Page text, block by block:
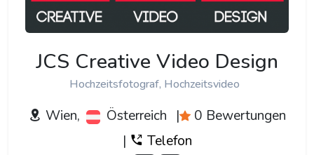
JCS Creative Video Design
Hochzeitsfotograf, Hochzeitsvideo
Wien, Österreich |
0 Bewertungen
|
Telefon